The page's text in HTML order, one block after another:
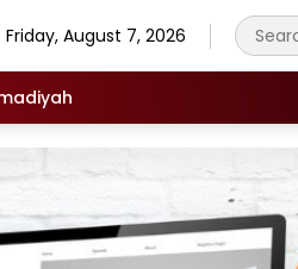
Friday, August 7, 2026